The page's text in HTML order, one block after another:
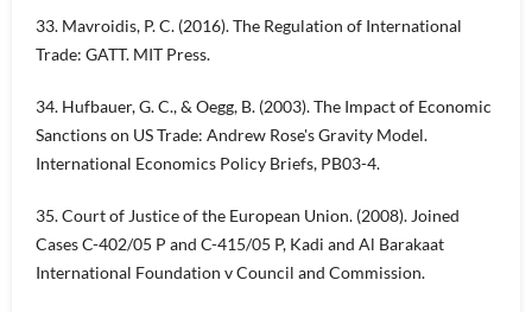
33. Mavroidis, P. C. (2016). The Regulation of International
Trade: GATT. MIT Press.
34. Hufbauer, G. C., & Oegg, B. (2003). The Impact of Economic
Sanctions on US Trade: Andrew Rose's Gravity Model.
International Economics Policy Briefs, PB03-4.
35. Court of Justice of the European Union. (2008). Joined
Cases C-402/05 P and C-415/05 P, Kadi and Al Barakaat
International Foundation v Council and Commission.